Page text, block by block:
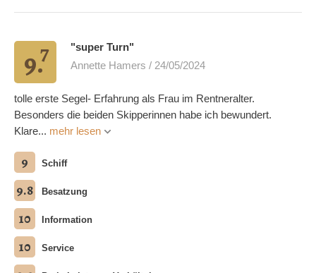
9.7
"super Turn"
Annette Hamers / 24/05/2024
tolle erste Segel- Erfahrung als Frau im Rentneralter.
Besonders die beiden Skipperinnen habe ich bewundert.
Klare... mehr lesen
9 Schiff
9.8 Besatzung
10 Information
10 Service